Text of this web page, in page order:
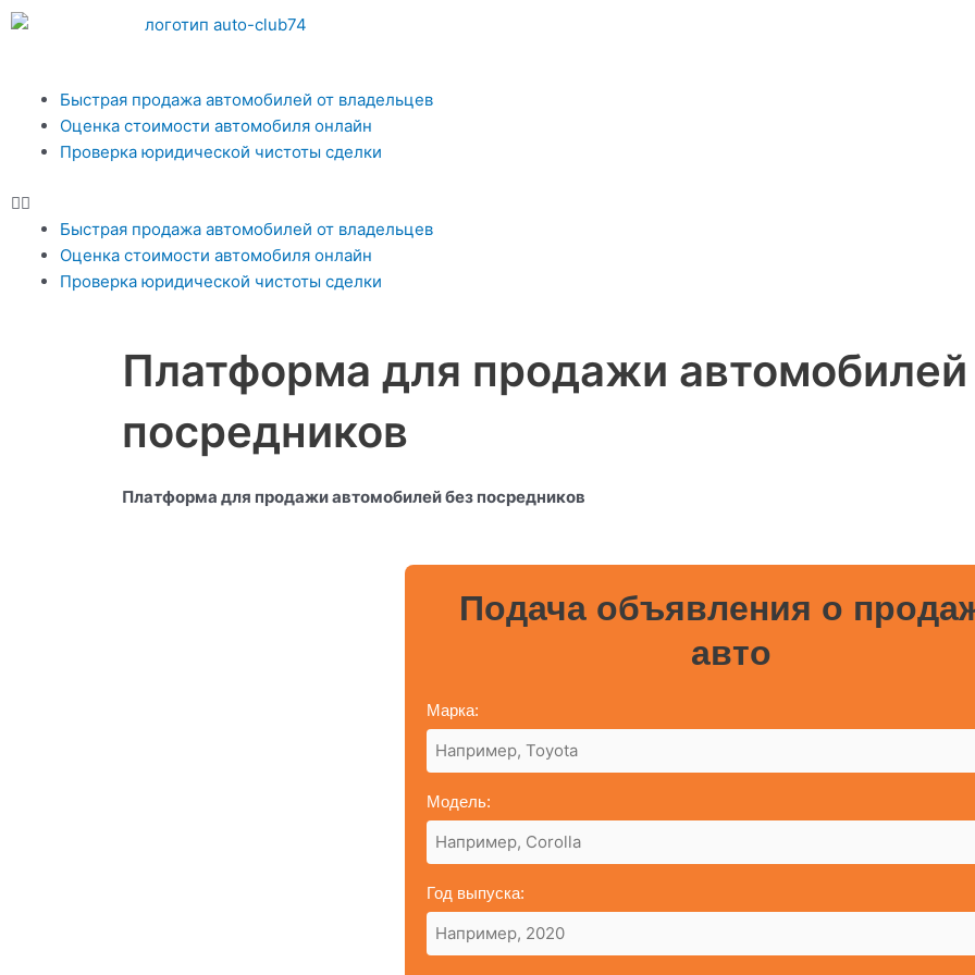
Перейти
Быстрая продажа автомобилей от владельцев
Оценка стоимости автомобиля онлайн
Проверка юридической чистоты сделки
Меню
Быстрая продажа автомобилей от владельцев
Оценка стоимости автомобиля онлайн
Проверка юридической чистоты сделки
Платформа для продажи автомобилей
посредников
Платформа для продажи автомобилей без посредников
Подача объявления о
авто
Марка:
Модель:
Год выпуска: